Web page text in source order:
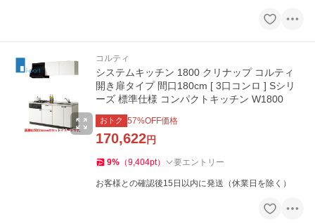
コルティ
システムキッチン 1800 クリナップ コルティ
開き扉タイプ 間口180cm [ 3口コンロ ] Sシリ
ーズ 標準仕様 コンパクトキッチン W1800
おトク 57%OFF価格
170,622円
9% （9,404pt） 要エントリー
お客様との確認後15日以内に発送（休業日を除く）